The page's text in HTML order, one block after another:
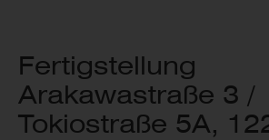
Fertigstellung
Arakawastraße 3 /
Tokiostraße 5A,